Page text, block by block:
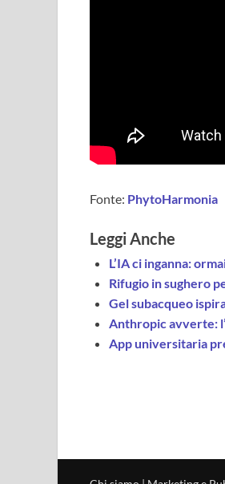
Fonte: PhytoHarmonia
Leggi Anche
L’IA ci inganna:
Rifugio in sughero
Gel subacqueo
Anthropic avverte:
App universitaria